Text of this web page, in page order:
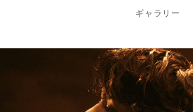
ギャラリー